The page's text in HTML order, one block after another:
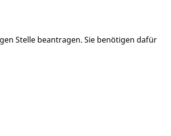
Stelle beantragen. Sie benötigen dafür